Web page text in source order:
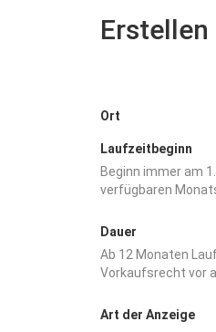
Erstellen
Ort
Laufzeitbeginn
Beginn immer am
verfügbaren
Dauer
Ab 12 Monaten
Vorkaufsrecht vor
Art der Anzeige